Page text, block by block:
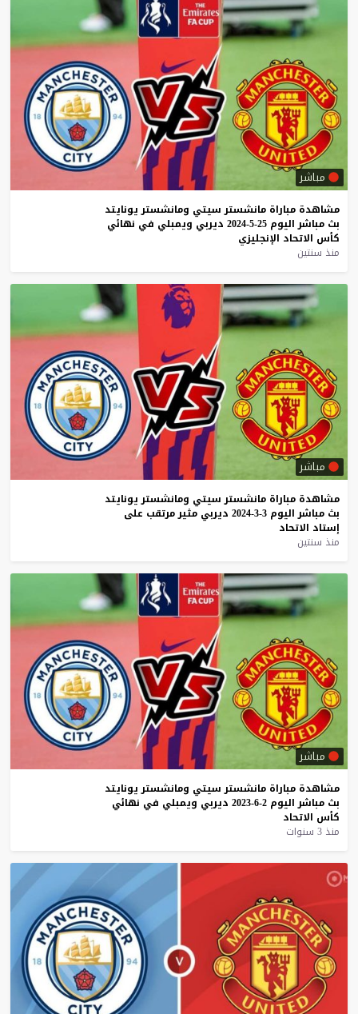
مباشر
مشاهدة مباراة مانشستر سيتي ومانشستر يونايتد
بث مباشر اليوم 25-5-2024 ديربي ويمبلي في نهائي
كأس الاتحاد الإنجليزي
منذ سنتين
مباشر
مشاهدة مباراة مانشستر سيتي ومانشستر يونايتد
بث مباشر اليوم 3-3-2024 ديربي مثيرمرتقب على
إستاد الاتحاد
منذ سنتين
مباشر
مشاهدة مباراة مانشستر سيتي ومانشستر يونايتد
بث مباشر اليوم 2-6-2023 ديربي ويمبلي في نهائي
كأس الاتحاد
منذ 3 سنوات